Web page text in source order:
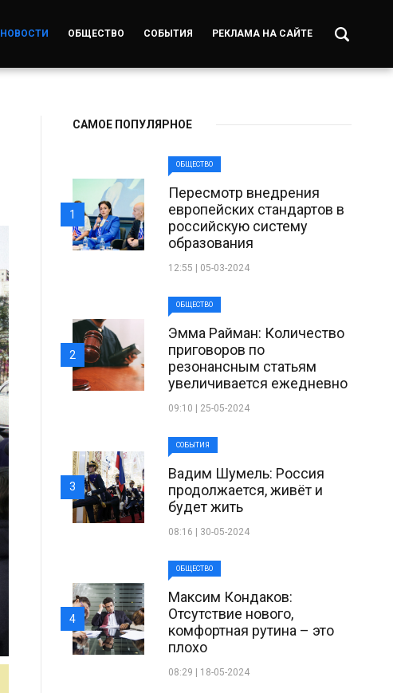
НОВОСТИ ОБЩЕСТВО СОБЫТИЯ РЕКЛАМА НА САЙТЕ
САМОЕ ПОПУЛЯРНОЕ
ОБЩЕСТВО
Пересмотр внедрения
европейских стандартов в
российскую систему
образования
12:55 | 05-03-2024
1
ОБЩЕСТВО
Эмма Райман: Количество
приговоров по
резонансным статьям
увеличивается ежедневно
09:10 | 25-05-2024
2
СОБЫТИЯ
Вадим Шумель: Россия
продолжается, живёт и
будет жить
08:16 | 30-05-2024
3
ОБЩЕСТВО
Максим Кондаков:
Отсутствие нового,
комфортная рутина – это
плохо
08:29 | 18-05-2024
4